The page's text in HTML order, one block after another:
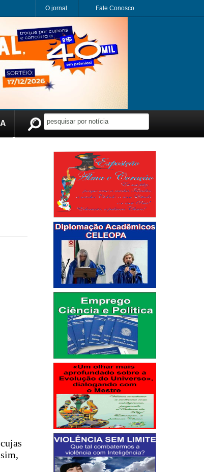
O jornal Fale Conosco